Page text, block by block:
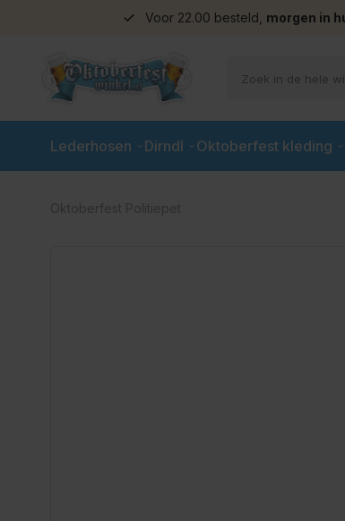
Voor 22.00 besteld, morgen in
Lederhosen Dirndl Oktoberfest kleding
Oktoberfest Politiepet